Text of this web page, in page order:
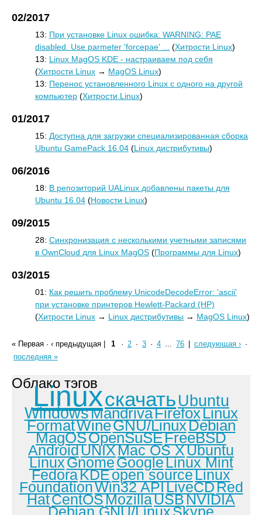
02/2017
13: При установке Linux ошибка: WARNING: PAE
disabled. Use parmeter 'forcepae' ...
(Хитрости Linux)
13: Linux MagOS KDE - настраиваем под себя
(Хитрости Linux → MagOS Linux)
13: Перенос установленного Linux с одного на другой
компьютер (Хитрости Linux)
01/2017
15: Доступна для загрузки специализированная сборка
Ubuntu GamePack 16.04 (Linux дистрибутивы)
06/2016
18: В репозиторий UALinux добавлены пакеты для
Ubuntu 16.04 (Новости Linux)
09/2015
28: Синхронизация с несколькими учетными записями
в OwnCloud для Linux MagOS (Программы для Linux)
03/2015
01: Как решить проблему UnicodeDecodeError: 'ascii'
при установке принтеров Hewlett-Packard (HP)
(Хитрости Linux → Linux дистрибутивы → MagOS Linux)
« Первая · ‹ предыдущая 1 · 2 · 3 · 4 ... 76 следующая › ·
последняя »
Облако тэгов
Linuxскачать Ubuntu
WindowsMandrivaFirefoxLinux
FormatWineGNU/LinuxDebian
MagOSOpenSuSEFreeBSD
AndroidUNIXMac OS XUbuntu
LinuxGnomeGoogleLinux Mint
FedoraKDEopen sourceLinux
FoundationWin32 APILiveCDRed
HatCentOSMozillaUSBNVIDIA
Debian GNU/LinuxSkype